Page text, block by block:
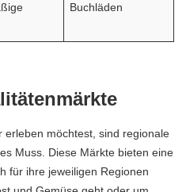
Buchläden
erleben möchtest, sind regionale
Muss. Diese Märkte bieten eine
für ihre jeweiligen Regionen